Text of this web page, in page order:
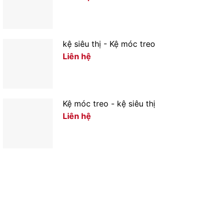
kệ siêu thị - Kệ móc treo
Liên hệ
Kệ móc treo - kệ siêu thị
Liên hệ